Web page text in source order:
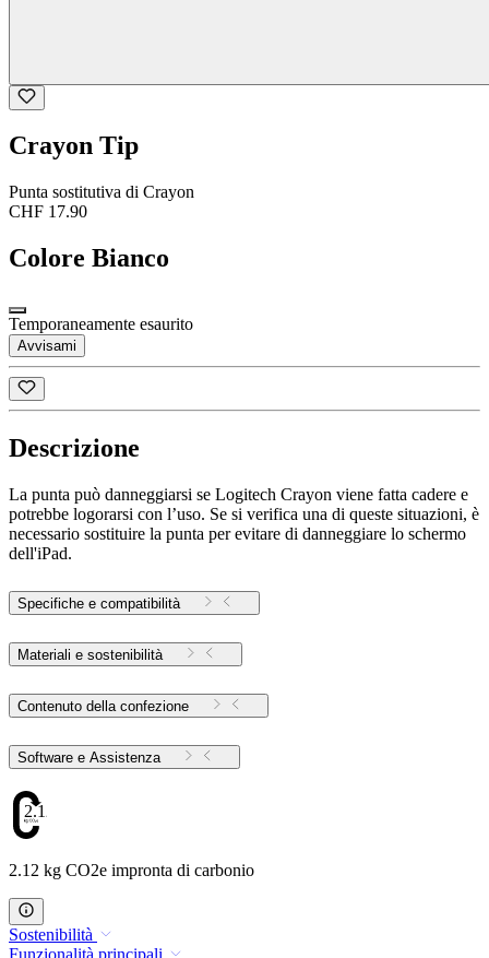
Crayon Tip
Punta sostitutiva di Crayon
CHF 17.90
Colore Bianco
Temporaneamente esaurito
Avvisami
Descrizione
La punta può danneggiarsi se Logitech Crayon viene fatta cadere e
potrebbe logorarsi con l’uso. Se si verifica una di queste situazioni, è
necessario sostituire la punta per evitare di danneggiare lo schermo
dell'iPad.
Specifiche e compatibilità
Materiali e sostenibilità
Contenuto della confezione
Software e Assistenza
2.12
2.12 kg CO2e impronta di carbonio
Sostenibilità
Funzionalità principali